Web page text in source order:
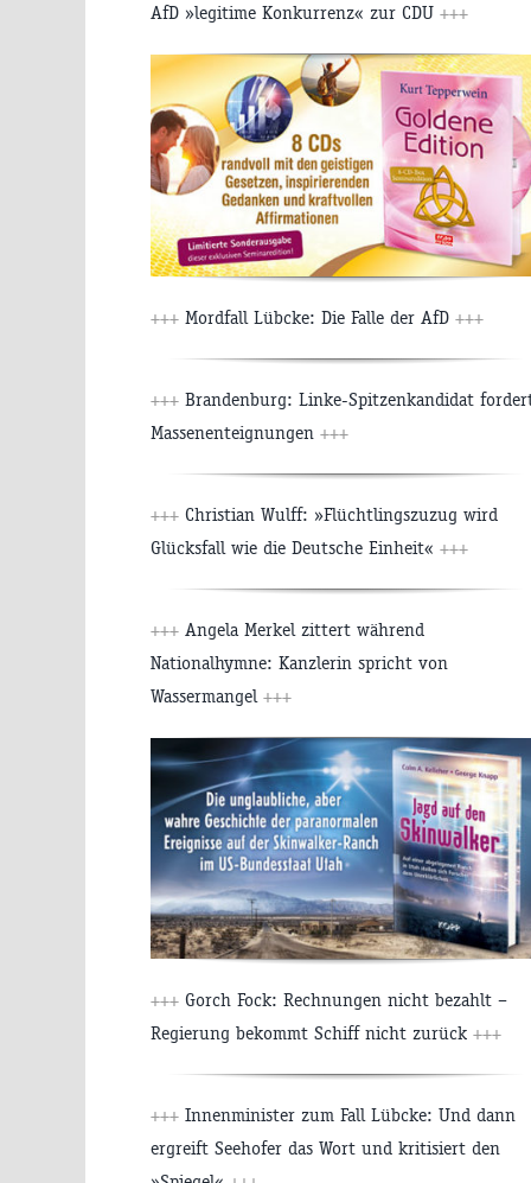
AfD »legitime Konkurrenz« zur CDU +++
+++ Mordfall Lübcke: Die Falle der AfD +++
+++ Brandenburg: Linke-Spitzenkandidat
Massenenteignungen +++
+++ Christian Wulff: »Flüchtlingszuzug wird
Glücksfall wie die Deutsche Einheit« +++
+++ Angela Merkel zittert während
Nationalhymne: Kanzlerin spricht von
Wassermangel +++
+++ Gorch Fock: Rechnungen nicht bezahlt –
Regierung bekommt Schiff nicht zurück +++
+++ Innenminister zum Fall Lübcke: Und dann
ergreift Seehofer das Wort und kritisiert den